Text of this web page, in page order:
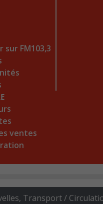
sur FM103,3
ventes
, Transport /